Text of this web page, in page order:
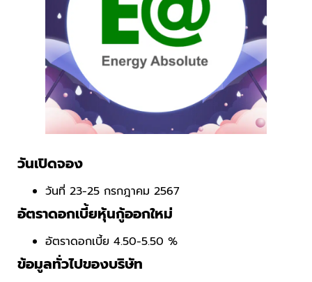
วันเปิดจอง
วันที่ 23-25 กรกฎาคม 2567
อัตราดอกเบี้ยหุ้นกู้ออกใหม่
อัตราดอกเบี้ย 4.50-5.50 %
ข้อมูลทั่วไปของบริษัท